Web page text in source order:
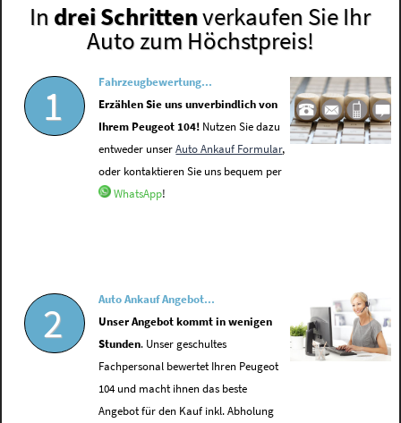
In drei Schrittenverkaufen Sie Ihr
Auto zum Höchstpreis!
1
Fahrzeugbewertung...
Erzählen Sie uns unverbindlich von
Ihrem Peugeot 104! Nutzen Sie dazu
entweder unserAuto Ankauf Formular,
oder kontaktieren Sie uns bequem per
WhatsApp!
2
Auto Ankauf Angebot...
Unser Angebot kommt in wenigen
Stunden. Unser geschultes
Fachpersonal bewertet Ihren Peugeot
104 und macht ihnen das beste
Angebot für den Kauf inkl. Abholung